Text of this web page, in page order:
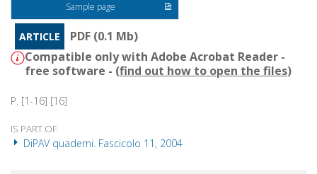
Sample page
ARTICLE
PDF (0.1 Mb)
Compatible only with Adobe Acrobat Reader -
free software - (find out how to open the files)
P. [1-16] [16]
IS PART OF
DiPAV quaderni. Fascicolo 11, 2004